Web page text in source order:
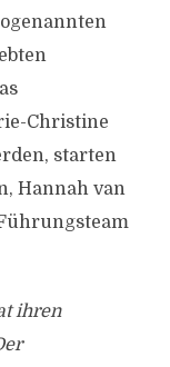
Christine
starten
Hannah van
ihren